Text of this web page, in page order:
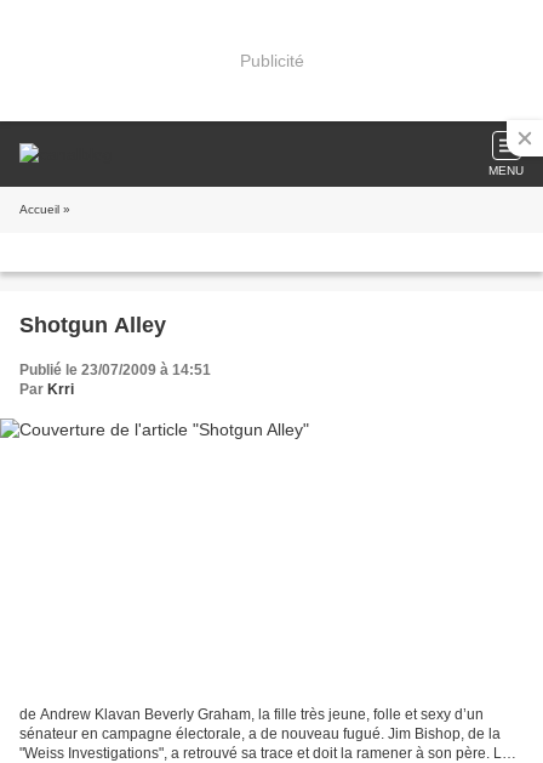
Publicité
MENU
Accueil »
Shotgun Alley
Publié le 23/07/2009 à 14:51
Par Krri
de Andrew Klavan Beverly Graham, la fille très jeune, folle et sexy d’un
sénateur en campagne électorale, a de nouveau fugué. Jim Bishop, de la
"Weiss Investigations", a retrouvé sa trace et doit la ramener à son père. Le